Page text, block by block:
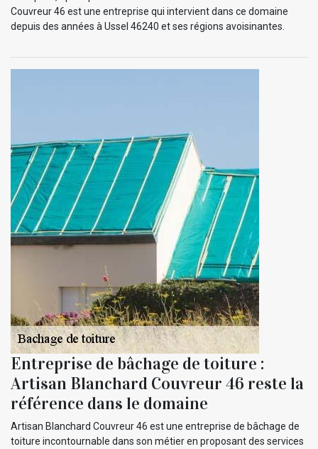
Couvreur 46 est une entreprise qui intervient dans ce domaine
depuis des années à Ussel 46240 et ses régions avoisinantes.
Entreprise de bâchage de toiture :
Artisan Blanchard Couvreur 46 reste la
référence dans le domaine
Artisan Blanchard Couvreur 46 est une entreprise de bâchage de
toiture incontournable dans son métier en proposant des services